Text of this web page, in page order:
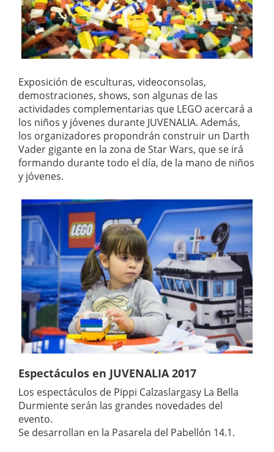
Exposición de esculturas, videoconsolas,
demostraciones, shows, son algunas de las
actividades complementarias que LEGO acercará a
los niños y jóvenes durante JUVENALIA. Además,
los organizadores propondrán construir un Darth
Vader gigante en la zona de Star Wars, que se irá
formando durante todo el día, de la mano de niños
y jóvenes.
Espectáculos en JUVENALIA 2017
Los espectáculos de Pippi Calzaslargasy La Bella
Durmiente serán las grandes novedades del
evento.
Se desarrollan en la Pasarela del Pabellón 14.1.